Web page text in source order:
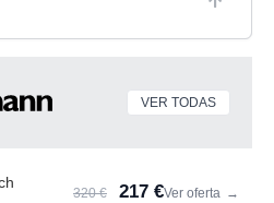
VER TODAS
320 € 217 €Ver oferta →